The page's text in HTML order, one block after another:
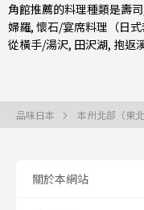
角館推薦的料理種類是壽司
婦羅, 懷石/宴席料理（日式
從橫手/湯沢, 田沢湖, 抱返
品味日本 本州北部（東北
關於本網站